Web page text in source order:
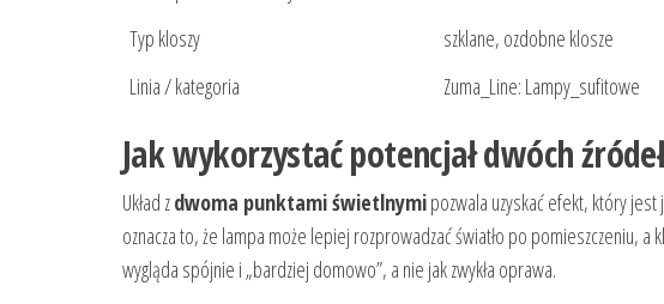
Typ kloszy
szklane, ozdobne klosze
Linia / kategoria
Zuma_Line: Lampy_sufitowe
Jak wykorzystać potencjał dwóch
Układ zdwoma punktami świetlnymipozwala uzyskać efekt, który
oznacza to, że lampa może lepiej rozprowadzać światło po pomieszczeniu, a
wygląda spójnie i „bardziej domowo”, a nie jak zwykła oprawa.